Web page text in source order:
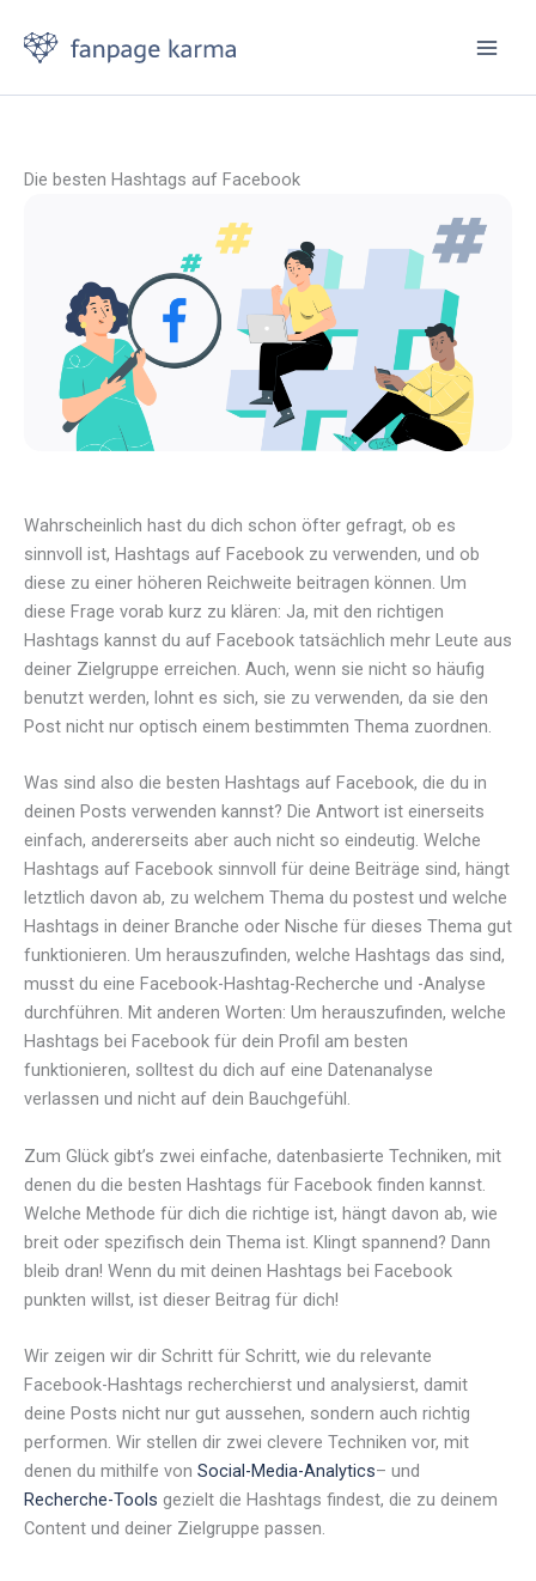
Inhalt
springen
Die besten Hashtags auf Facebook
Wahrscheinlich hast du dich schon öfter gefragt, ob es
sinnvoll ist, Hashtags auf Facebook zu verwenden, und ob
diese zu einer höheren Reichweite beitragen können. Um
diese Frage vorab kurz zu klären: Ja, mit den richtigen
Hashtags kannst du auf Facebook tatsächlich mehr Leute aus
deiner Zielgruppe erreichen. Auch, wenn sie nicht so häufig
benutzt werden, lohnt es sich, sie zu verwenden, da sie den
Post nicht nur optisch einem bestimmten Thema zuordnen.
Was sind also die besten Hashtags auf Facebook, die du in
deinen Posts verwenden kannst? Die Antwort ist einerseits
einfach, andererseits aber auch nicht so eindeutig. Welche
Hashtags auf Facebook sinnvoll für deine Beiträge sind, hängt
letztlich davon ab, zu welchem Thema du postest und welche
Hashtags in deiner Branche oder Nische für dieses Thema gut
funktionieren. Um herauszufinden, welche Hashtags das sind,
musst du eine Facebook-Hashtag-Recherche und -Analyse
durchführen. Mit anderen Worten: Um herauszufinden, welche
Hashtags bei Facebook für dein Profil am besten
funktionieren, solltest du dich auf eine Datenanalyse
verlassen und nicht auf dein Bauchgefühl.
Zum Glück gibt’s zwei einfache, datenbasierte Techniken, mit
denen du die besten Hashtags für Facebook finden kannst.
Welche Methode für dich die richtige ist, hängt davon ab, wie
breit oder spezifisch dein Thema ist. Klingt spannend? Dann
bleib dran! Wenn du mit deinen Hashtags bei Facebook
punkten willst, ist dieser Beitrag für dich!
Wir zeigen wir dir Schritt für Schritt, wie du relevante
Facebook-Hashtags recherchierst und analysierst, damit
deine Posts nicht nur gut aussehen, sondern auch richtig
performen. Wir stellen dir zwei clevere Techniken vor, mit
denen du mithilfe von Social-Media-Analytics– und
Recherche-Tools gezielt die Hashtags findest, die zu deinem
Content und deiner Zielgruppe passen.